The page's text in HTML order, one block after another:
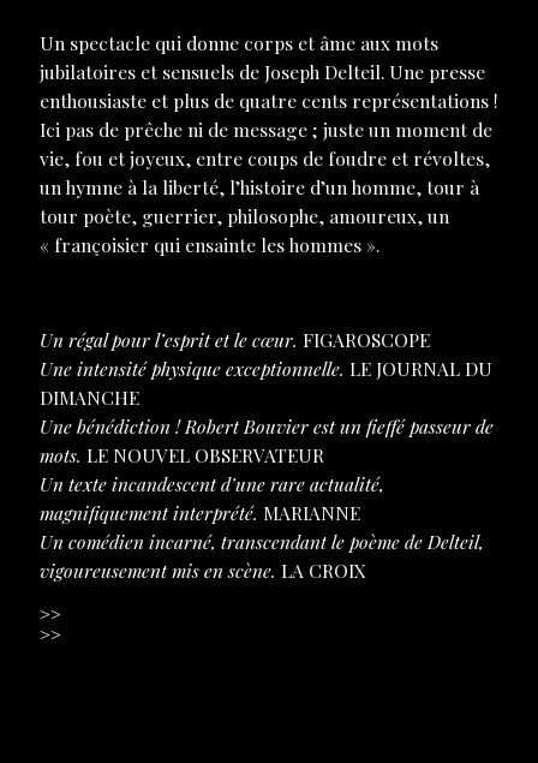
Un spectacle qui donne corps et âme aux mots
jubilatoires et sensuels de Joseph Delteil. Une presse
enthousiaste et plus de quatre cents représentations !
Ici pas de prêche ni de message ; juste un moment de
vie, fou et joyeux, entre coups de foudre et révoltes,
un hymne à la liberté, l’histoire d’un homme, tour à
tour poète, guerrier, philosophe, amoureux, un
« françoisier qui ensainte les hommes ».
Un régal pour l’esprit et le cœur. FIGAROSCOPE
Une intensité physique exceptionnelle. LE JOURNAL DU
DIMANCHE
Une bénédiction ! Robert Bouvier est un fieffé passeur de
mots. LE NOUVEL OBSERVATEUR
Un texte incandescent d’une rare actualité,
magnifiquement interprété. MARIANNE
Un comédien incarné, transcendant le poème de Delteil,
vigoureusement mis en scène. LA CROIX
˃˃
˃˃